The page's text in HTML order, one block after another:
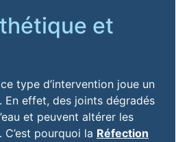
et
type d’intervention joue un
En effet, des joints dégradés
et peuvent altérer les
pourquoi la Réfection